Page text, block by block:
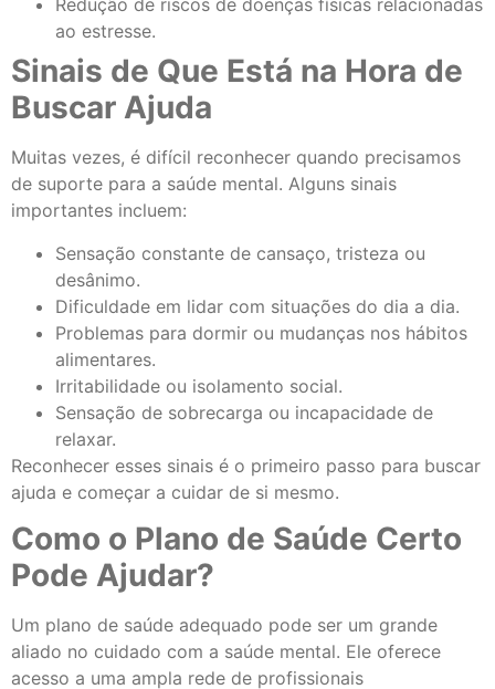
Redução de riscos de doenças físicas relacionadas
ao estresse.
Sinais de Que Está na Hora de
Buscar Ajuda
Muitas vezes, é difícil reconhecer quando precisamos
de suporte para a saúde mental. Alguns sinais
importantes incluem:
Sensação constante de cansaço, tristeza ou
desânimo.
Dificuldade em lidar com situações do dia a dia.
Problemas para dormir ou mudanças nos hábitos
alimentares.
Irritabilidade ou isolamento social.
Sensação de sobrecarga ou incapacidade de
relaxar.
Reconhecer esses sinais é o primeiro passo para buscar
ajuda e começar a cuidar de si mesmo.
Como o Plano de Saúde Certo
Pode Ajudar?
Um plano de saúde adequado pode ser um grande
aliado no cuidado com a saúde mental. Ele oferece
acesso a uma ampla rede de profissionais